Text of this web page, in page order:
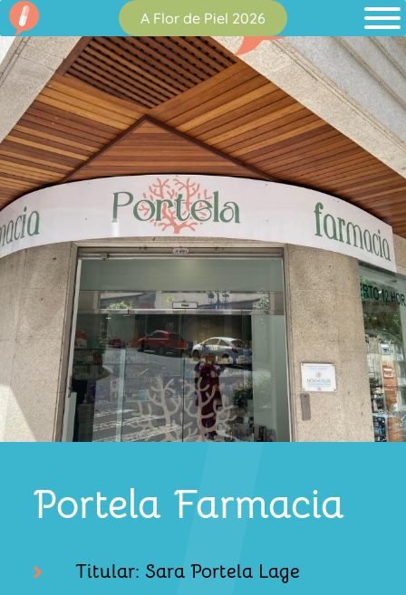
A Flor de Piel 2026
Portela Farmacia
 Titular: Sara Portela Lage